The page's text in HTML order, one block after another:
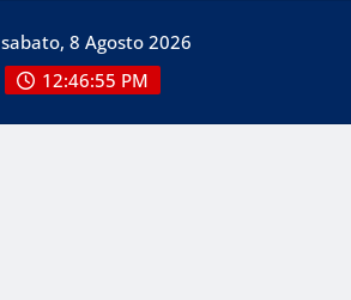
sabato, 8 Agosto 2026
12:46:56 PM